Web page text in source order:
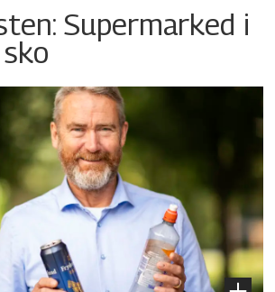
Supermarked i